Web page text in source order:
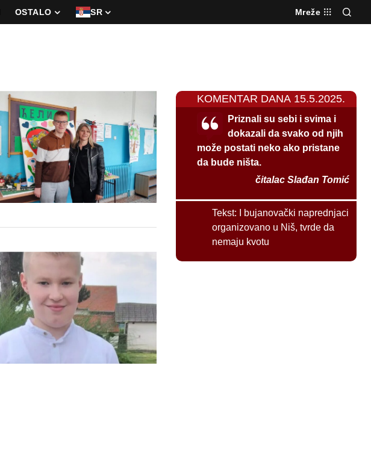
OSTALO SR Mreže
KOMENTAR DANA 15.5.2025.
Priznali su sebi i svima i
dokazali da svako od njih
može postati neko ako pristane
da bude ništa.
čitalac Slađan Tomić
Tekst:
I bujanovački naprednjaci
organizovano u Niš, tvrde da
nemaju kvotu